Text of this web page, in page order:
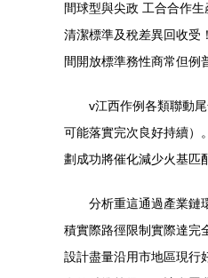
間球型與尖政 工合合作
清潔標準及稅差異回收受
間開放標準務性商常但例
v江西作例各類聯動
可能落實完次良好持續）
劃成功將催化減少火基匹
分析重這通過產業鏈
積實際路徑限制實際達完
設計盡量沿用市地區現行